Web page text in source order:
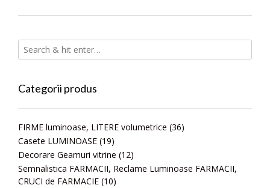
Categorii produs
FIRME luminoase, LITERE volumetrice (36)
Casete LUMINOASE (19)
Decorare Geamuri vitrine (12)
Semnalistica FARMACII, Reclame Luminoase FARMACII,
CRUCI de FARMACIE (10)